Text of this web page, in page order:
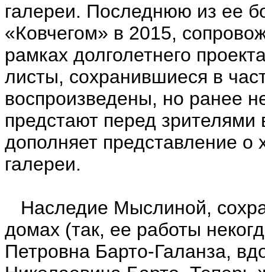
галереи. Последнюю из ее
«Ковчегом» в 2015,
рамках долголетнего
листы, сохранившиеся в
воспроизведены, но ранее
предстают перед
дополняет представление о
галереи.
Наследие Мыслиной,
домах (так, ее работы
Петровна Барто-Галанза,